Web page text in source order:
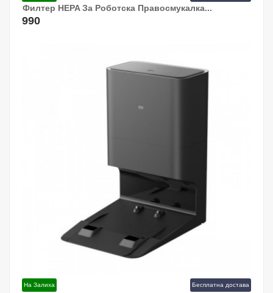
Филтер HEPA За Роботска Правосмукалка...
990
Додај Во Кошница!
На Залиха Бесплатна достава